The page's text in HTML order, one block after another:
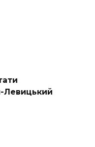
Левицький